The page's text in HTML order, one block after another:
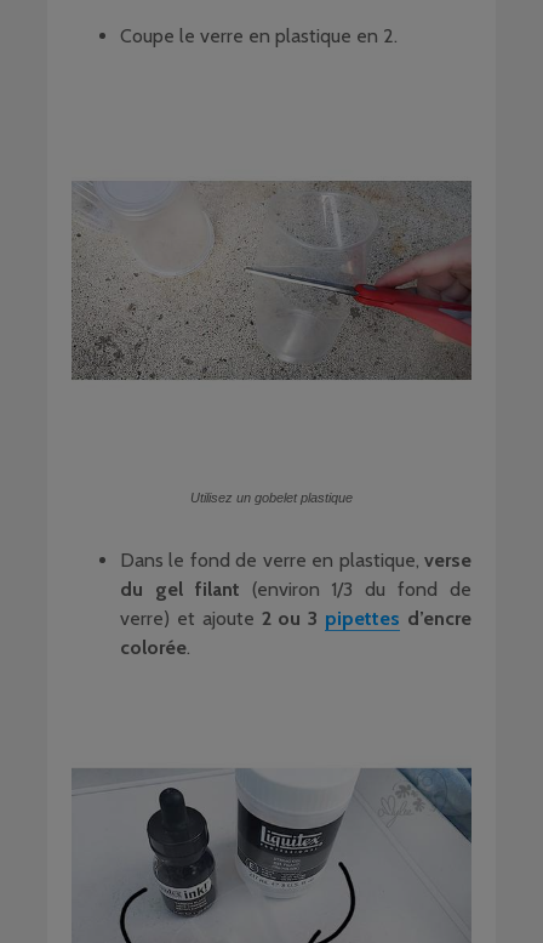
Coupe le verre en plastique en 2.
Utilisez un gobelet plastique
Dans le fond de verre en plastique, verse
du gel filant (environ 1/3 du fond de
verre) et ajoute 2 ou 3 pipettes d’encre
colorée.